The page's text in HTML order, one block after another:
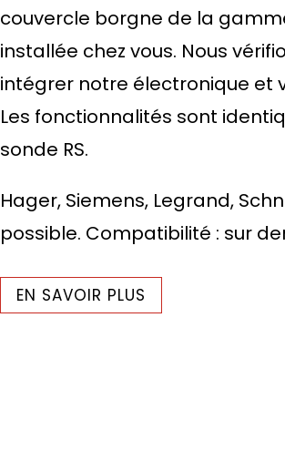
couvercle borgne de la
installée chez vous. Nous
intégrer notre électronique et
Les fonctionnalités sont
sonde RS.
Hager, Siemens, Legrand,
possible. Compatibilité : sur
EN SAVOIR PLUS